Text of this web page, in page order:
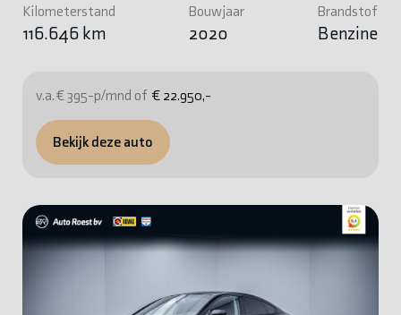
Kilometerstand
116.646 km
Bouwjaar
2020
Brandstof
Benzine
v.a. € 395-p/mnd of € 22.950,-
Bekijk deze auto